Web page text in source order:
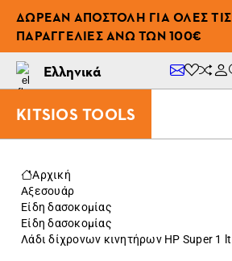
ΔΩΡΕΆΝ ΑΠΟΣΤΟΛΉ ΓΙΑ ΌΛΕΣ ΤΙΣ
ΠΑΡΑΓΓΕΛΊΕΣ ΆΝΩ ΤΩΝ 100€
Ελληνικά
KITSIOS TOOLS
Αρχική
Αξεσουάρ
Είδη δασοκομίας
Είδη δασοκομίας
Λάδι δίχρονων κινητήρων ΗP Super 1 lt